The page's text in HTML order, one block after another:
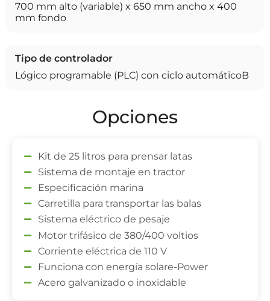
700 mm alto (variable) x 650 mm ancho x 400
mm fondo
Tipo de controlador
Lógico programable (PLC) con ciclo automáticoB
Opciones
Kit de 25 litros para prensar latas
Sistema de montaje en tractor
Especificación marina
Carretilla para transportar las balas
Sistema eléctrico de pesaje
Motor trifásico de 380/400 voltios
Corriente eléctrica de 110 V
Funciona con energía solare-Power
Acero galvanizado o inoxidable